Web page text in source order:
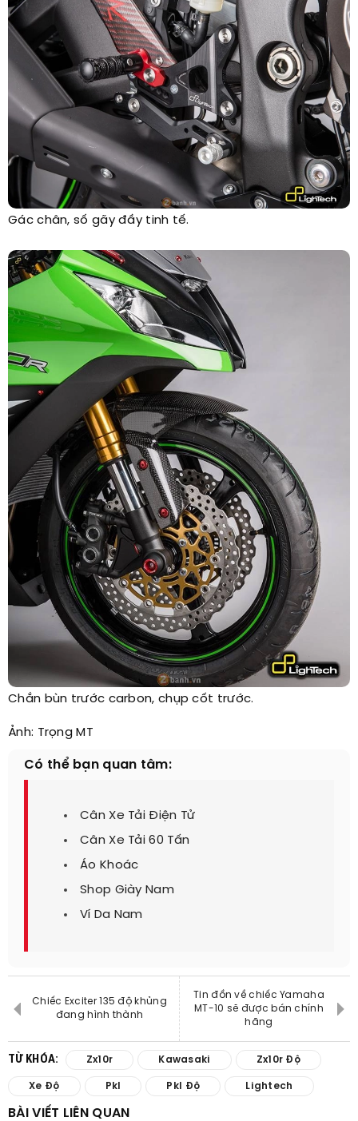
Gác chân, số gãy đầy tinh tế.
Chắn bùn trước carbon, chụp cốt trước.
Ảnh: Trọng MT​
Có thể bạn quan tâm:
Cân Xe Tải Điện Tử
Cân Xe Tải 60 Tấn
Áo Khoác
Shop Giày Nam
Ví Da Nam
Chiếc Exciter 135 độ khủng
đang hình thành
Tin đồn về chiếc Yamaha
MT-10 sẽ được bán chính
hãng
TỪ KHÓA: Zx10r Kawasaki Zx10r Độ
Xe Độ Pkl Pkl Độ Lightech
BÀI VIẾT LIÊN QUAN